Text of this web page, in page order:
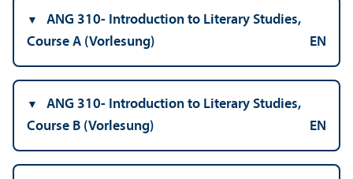
ANG 310- Introduction to Literary Studies,
Course A (Vorlesung)
EN
ANG 310- Introduction to Literary Studies,
Course B (Vorlesung)
EN